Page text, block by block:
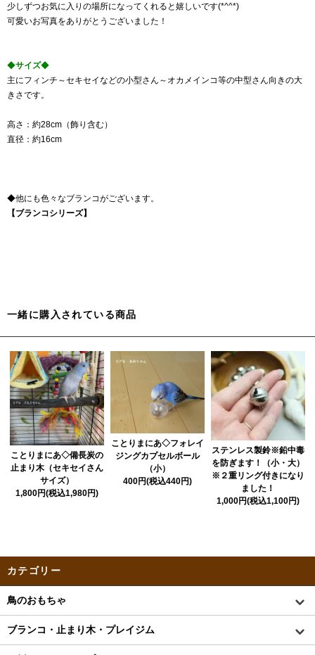
少しずつお気に入りの場所になってくれると嬉しいです(*^^*)
可愛いお写真をありがとうございました！
◆サイズ◆
主にフィンチ～セキセイなどの小型さん～オカメインコ等の中型さん向きの大
きさです。
高さ：約28cm（飾り含む）
直径：約16cm
◆他にも色々なブランコがございます。
【ブランコシリーズ】
一緒に購入されている商品
ことりまにあ◇備長炭の
止まり木（セキセイさん
サイズ）
1,800円(税込1,980円)
ことりまにあ◇フォレイ
ジングカプセルボール
（小）
400円(税込440円)
ステンレス製鈴※鉛中毒
を防ぎます！（小・大）
※２重リング付きになり
ました！
1,000円(税込1,100円)
カテゴリー
鳥のおもちゃ
ブランコ・止まり木・プレイジム